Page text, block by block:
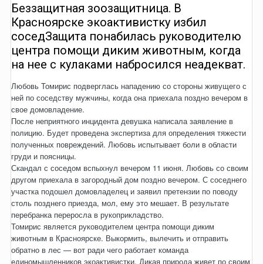
Беззащитная зоозащитница. В
Красноярске экоактивистку избил
соседЗащита понабилась руководителю
центра помощи диким животным, когда
на нее с кулаками набросился неадекват.
Любовь Томирис подверглась нападению со стороны живущего с
ней по соседству мужчины, когда она приехала поздно вечером в
свое домовладение.
После неприятного инцидента девушка написала заявление в
полицию. Будет проведена экспертиза для определения тяжести
полученных повреждений. Любовь испытывает боли в области
груди и поясницы.
Скандал с соседом вспыхнул вечером 11 июня. Любовь со своим
другом приехала в загородный дом поздно вечером. С соседнего
участка подошел домовладелец и заявил претензии по поводу
столь позднего приезда, мол, ему это мешает. В результате
перебранка переросла в рукоприкладство.
Томирис является руководителем центра помощи диким
животным в Красноярске. Выкормить, вылечить и отправить
обратно в лес — вот ради чего работает команда
единомышленников экоактивистки. Дикая природа живет по своим